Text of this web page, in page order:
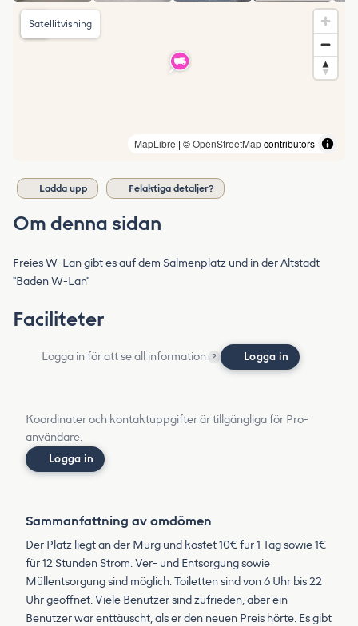
MapLibre | ©OpenStreetMapcontributors
Satellitvisning
Ladda upp Felaktiga detaljer?
Om denna sidan
Freies W-Lan gibt es auf dem Salmenplatz und in der Altstadt
"Baden W-Lan"
Faciliteter
Logga in för att se all information ? Logga in
Koordinater och kontaktuppgifter är tillgängliga för Pro-
användare.
Logga in
Sammanfattning av omdömen
Der Platz liegt an der Murg und kostet 10€ für 1 Tag sowie 1€
für 12 Stunden Strom. Ver- und Entsorgung sowie
Müllentsorgung sind möglich. Toiletten sind von 6 Uhr bis 22
Uhr geöffnet. Viele Benutzer sind zufrieden, aber ein
Benutzer war enttäuscht, als er den neuen Preis hörte. Es gibt